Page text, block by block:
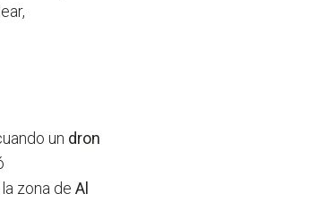
un dron
la zona deAl